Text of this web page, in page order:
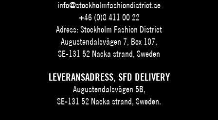
info@stockholmfashiondistrict.se
+46 (0)8 411 00 22
Adress: Stockholm Fashion District
Augustendalsvägen 7, Box 107,
SE-131 52 Nacka strand, Sweden
LEVERANSADRESS, SFD DELIVERY
Augustendalsvägen 5B,
SE-131 52 Nacka strand, Sweden.